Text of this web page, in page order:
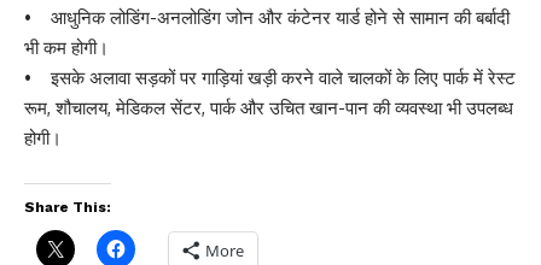
• आधुनिक लोडिंग-अनलोडिंग जोन और कंटेनर यार्ड होने से सामान की बर्बादी
भी कम होगी।
• इसके अलावा सड़कों पर गाड़ियां खड़ी करने वाले चालकों के लिए पार्क में रेस्ट
रूम, शौचालय, मेडिकल सेंटर, पार्क और उचित खान-पान की व्यवस्था भी उपलब्ध
होगी।
Share This:
More